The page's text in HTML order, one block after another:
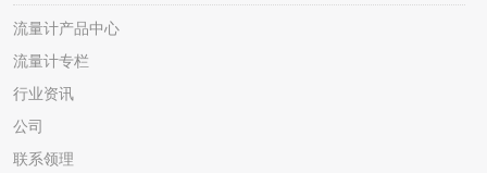
流量计产品中心
流量计专栏
行业资讯
公司
联系领理